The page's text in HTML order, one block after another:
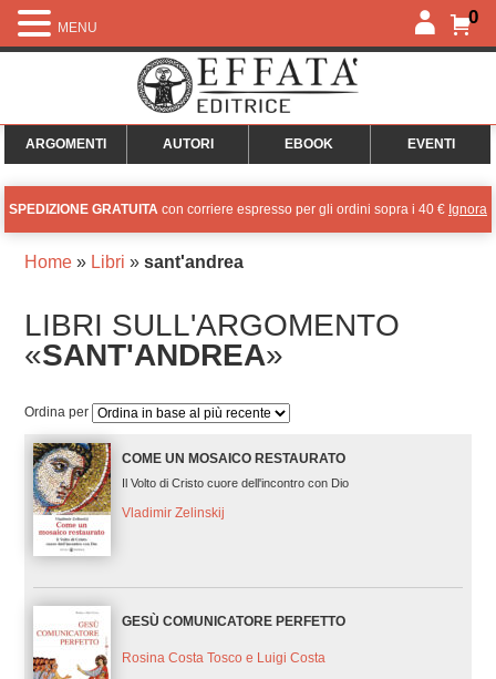
0
ARGOMENTI AUTORI EBOOK EVENTI
SPEDIZIONE GRATUITA con corriere espresso per gli ordini sopra i 40 € Ignora
Home» Libri » sant'andrea
LIBRI SULL'ARGOMENTO
«SANT'ANDREA»
Ordina per
COME UN MOSAICO RESTAURATO
Il Volto di Cristo cuore dell'incontro con Dio
Vladimir Zelinskij
GESÙ COMUNICATORE PERFETTO
Rosina Costa Tosco e Luigi Costa
MENU